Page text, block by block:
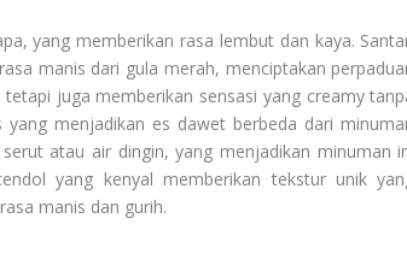
yang memberikan rasa lembut dan kaya.
manis dari gula merah, menciptakan
juga memberikan sensasi yang creamy
menjadikan es dawet berbeda dari
atau air dingin, yang menjadikan minuman
yang kenyal memberikan tekstur unik
manis dan gurih.